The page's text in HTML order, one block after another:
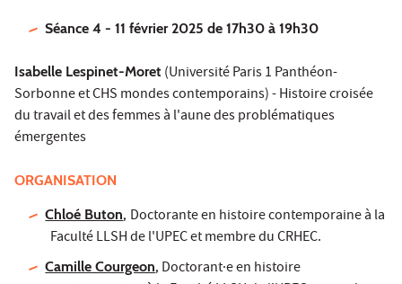
Séance 4 - 11 février 2025 de 17h30 à 19h30
Isabelle Lespinet-Moret (Université Paris 1 Panthéon-
Sorbonne et CHS mondes contemporains) - Histoire croisée
du travail et des femmes à l'aune des problématiques
émergentes
ORGANISATION
Chloé Buton, Doctorante en histoire contemporaine à la
Faculté LLSH de l'UPEC et membre du CRHEC.
Camille Courgeon, Doctorant·e en histoire